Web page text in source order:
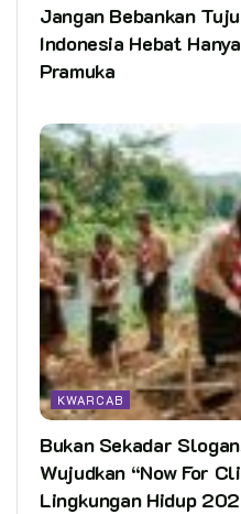
Jangan Bebankan
Indonesia Hebat
Pramuka
KWARCAB
Bukan Sekadar
Wujudkan “Now For
Lingkungan Hidup